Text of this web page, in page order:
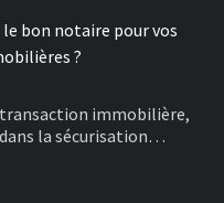
bon notaire pour vos
?
immobilière,
la sécurisation…